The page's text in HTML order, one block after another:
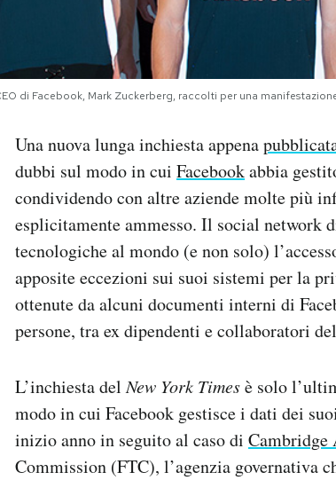
di Facebook, Mark Zuckerberg, raccolti per una
Una nuova lunga inchiesta appena
dubbi sul modo in cui Facebookabbia
condividendo con altre aziende molte più
esplicitamente ammesso. Il social network
tecnologiche al mondo (e non solo)
apposite eccezioni sui suoi sistemi per la
ottenute da alcuni documenti interni di
persone, tra ex dipendenti e collaboratori
L’inchiesta delNew York Timesè solo
modo in cui Facebook gestisce i dati dei
inizio anno in seguito al caso di Cambridge
Commission (FTC), l’agenzia governativa